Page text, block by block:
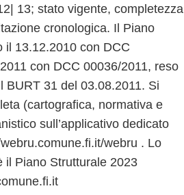
13; stato vigente, completezza
cronologica. Il Piano
il 13.12.2010 con DCC
con DCC 00036/2011, reso
BURT 31 del 03.08.2011. Si
(cartografica, normativa e
sull’applicativo dedicato
webru . Lo
il Piano Strutturale 2023